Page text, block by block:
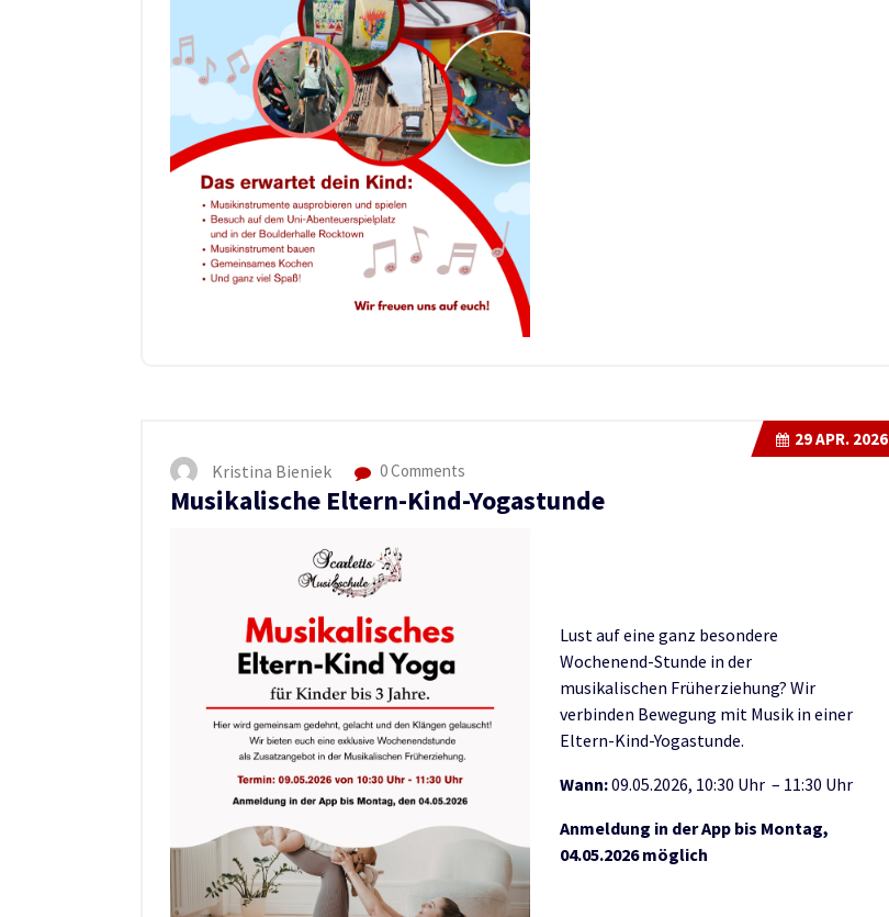
29APR. 2026
Kristina Bieniek 0 Comments
Musikalische Eltern-Kind-Yogastunde
Lust auf eine ganz besondere
Wochenend-Stunde in der
musikalischen Früherziehung? Wir
verbinden Bewegung mit Musik in einer
Eltern-Kind-Yogastunde.
Wann:09.05.2026, 10:30 Uhr – 11:30 Uhr
Anmeldung in der App bis Montag,
04.05.2026 möglich